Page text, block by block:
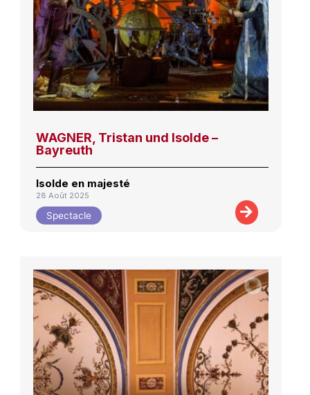
WAGNER, Tristan und Isolde –
Bayreuth
Isolde en majesté
28 Août 2025
Spectacle